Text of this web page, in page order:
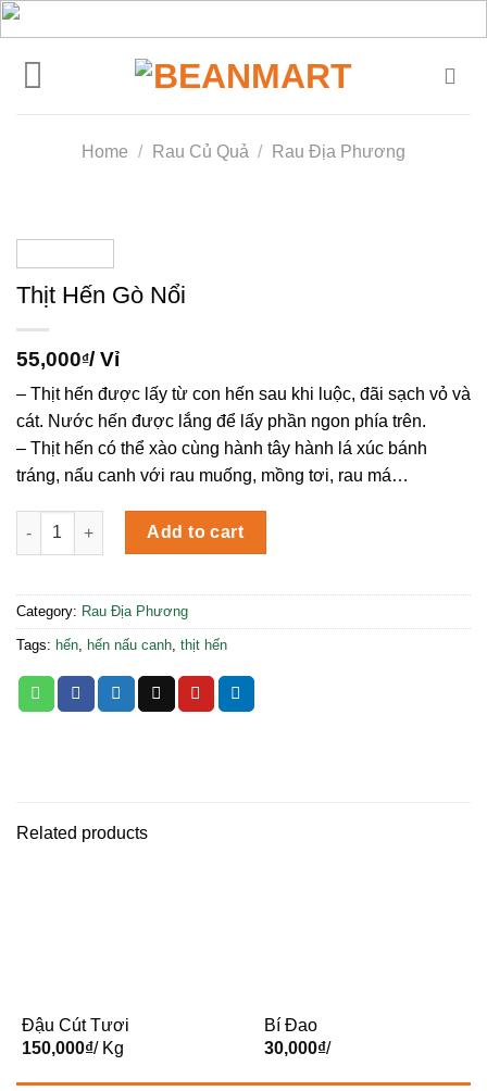
Skip
to
content
Home / Rau Củ Quả / Rau Địa Phương
Thịt Hến Gò Nổi
55,000₫/ Vỉ
– Thịt hến được lấy từ con hến sau khi luộc, đãi sạch vỏ và
cát. Nước hến được lắng để lấy phần ngon phía trên.
– Thịt hến có thể xào cùng hành tây hành lá xúc bánh
tráng, nấu canh với rau muống, mồng tơi, rau má…
Thịt Hến Gò Nổi quantity
Add to cart
Category: Rau Địa Phương
Tags: hến, hến nấu canh, thịt hến
Related products
Đậu Cút Tươi
150,000₫/ Kg
Bí Đao
30,000₫/